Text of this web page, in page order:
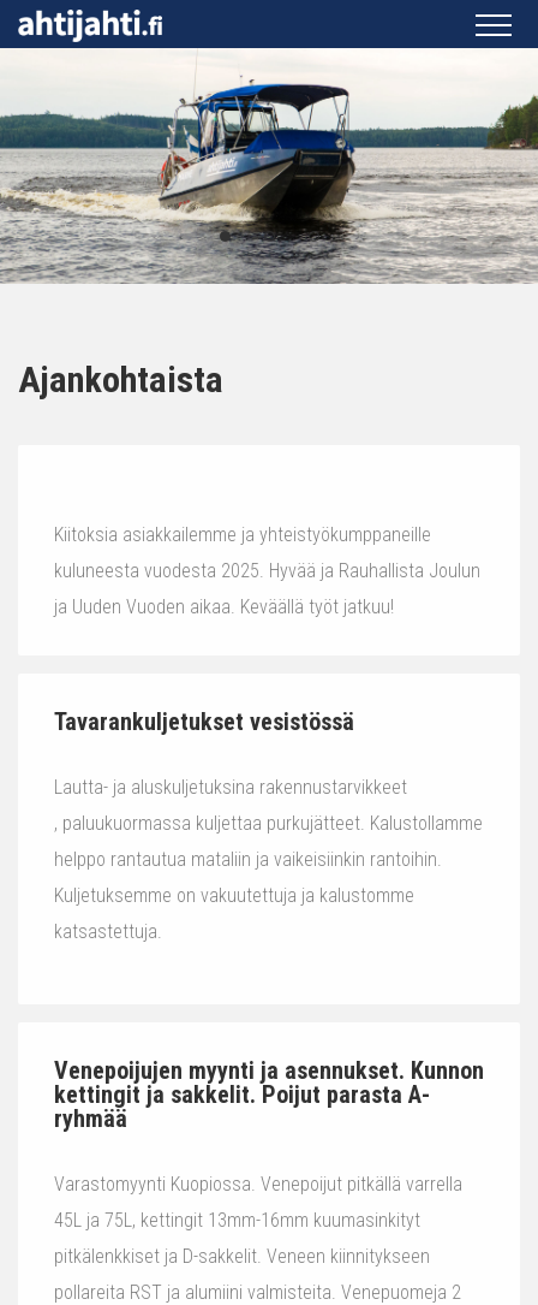
Ajankohtaista
Kiitoksia asiakkailemme ja yhteistyökumppaneille
kuluneesta vuodesta 2025. Hyvää ja Rauhallista Joulun
ja Uuden Vuoden aikaa. Keväällä työt jatkuu!
Tavarankuljetukset vesistössä
Lautta- ja aluskuljetuksina rakennustarvikkeet
, paluukuormassa kuljettaa purkujätteet. Kalustollamme
helppo rantautua mataliin ja vaikeisiinkin rantoihin.
Kuljetuksemme on vakuutettuja ja kalustomme
katsastettuja.
Venepoijujen myynti ja asennukset. Kunnon
kettingit ja sakkelit. Poijut parasta A-
ryhmää
Varastomyynti Kuopiossa. Venepoijut pitkällä varrella
45L ja 75L, kettingit 13mm-16mm kuumasinkityt
pitkälenkkiset ja D-sakkelit. Veneen kiinnitykseen
pollareita RST ja alumiini valmisteita. Venepuomeja 2